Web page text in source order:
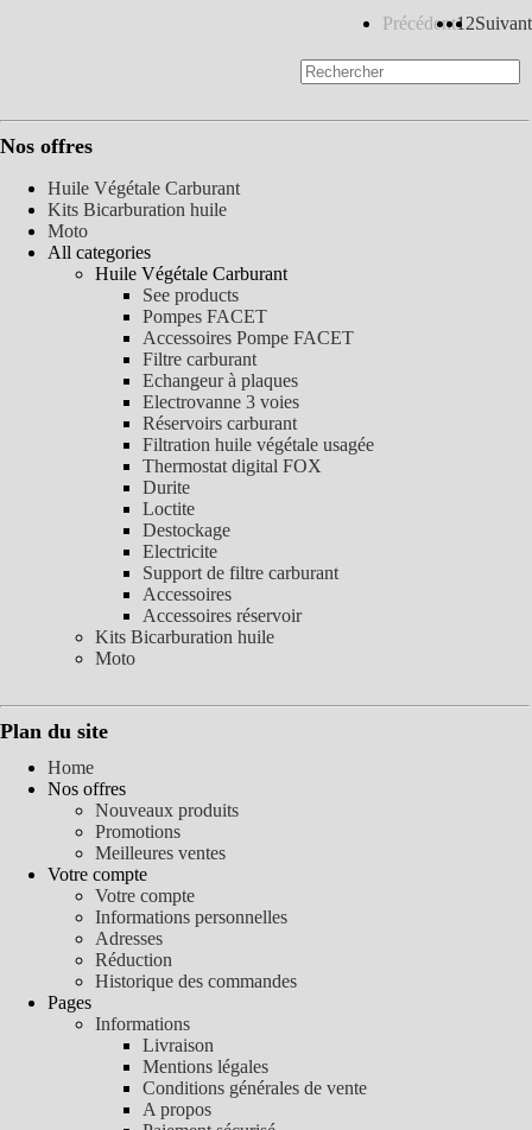
Précédent1 2Suivant
Nos offres
Huile Végétale Carburant
Kits Bicarburation huile
Moto
All categories
Huile Végétale Carburant
See products
Pompes FACET
Accessoires Pompe FACET
Filtre carburant
Echangeur à plaques
Electrovanne 3 voies
Réservoirs carburant
Filtration huile végétale usagée
Thermostat digital FOX
Durite
Loctite
Destockage
Electricite
Support de filtre carburant
Accessoires
Accessoires réservoir
Kits Bicarburation huile
Moto
Plan du site
Home
Nos offres
Nouveaux produits
Promotions
Meilleures ventes
Votre compte
Votre compte
Informations personnelles
Adresses
Réduction
Historique des commandes
Pages
Informations
Livraison
Mentions légales
Conditions générales de vente
A propos